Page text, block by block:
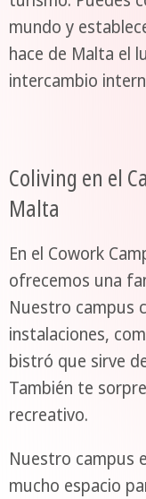
mundo y
hace de Malta el
intercambio
Coliving en el
Malta
En el Cowork
ofrecemos una
Nuestro campus
instalaciones,
bistró que sirve
También te
recreativo.
Nuestro campus
mucho espacio